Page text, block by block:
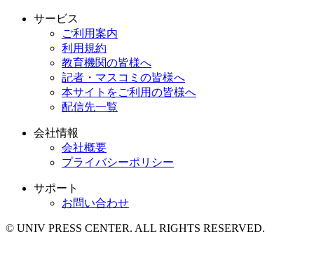
サービス
ご利用案内
利用規約
教育機関の皆様へ
記者・マスコミの皆様へ
本サイトをご利用の皆様へ
配信先一覧
会社情報
会社概要
プライバシーポリシー
サポート
お問い合わせ
© UNIV PRESS CENTER. ALL RIGHTS RESERVED.